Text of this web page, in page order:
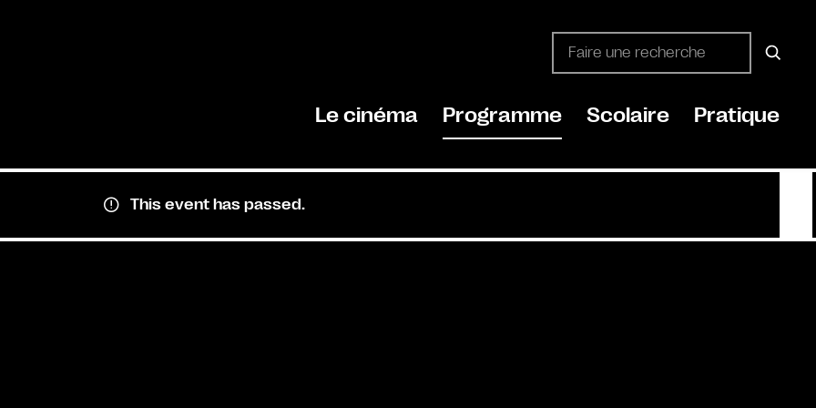
Le cinéma Programme Scolaire Pratique
This event has passed.